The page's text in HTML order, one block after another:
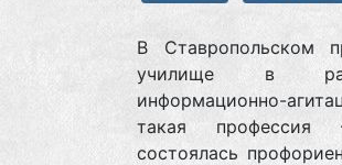
В Ставропольском
училище в
информационно-
такая профессия
состоялась